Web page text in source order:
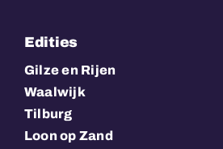
Edities
Gilze en Rijen
Waalwijk
Tilburg
Loon op Zand